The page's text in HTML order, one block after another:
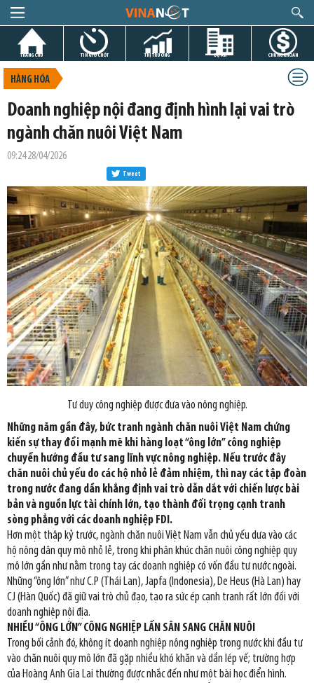
TRANG CHỦ TIN GIỜ CHÓT THỊ TRƯỜNG DỰ ÁN CHỨNG KHOÁN
HÀNG HÓA
Doanh nghiệp nội đang định hình lại vai trò
ngành chăn nuôi Việt Nam
09:24 28/04/2026
Tweet
Tư duy công nghiệp được đưa vào nông nghiệp.
Những năm gần đây, bức tranh ngành chăn nuôi Việt Nam chứng
kiến sự thay đổi mạnh mẽ khi hàng loạt “ông lớn” công nghiệp
chuyển hướng đầu tư sang lĩnh vực nông nghiệp. Nếu trước đây
chăn nuôi chủ yếu do các hộ nhỏ lẻ đảm nhiệm, thì nay các tập đoàn
trong nước đang dần khẳng định vai trò dẫn dắt với chiến lược bài
bản và nguồn lực tài chính lớn, tạo thành đối trọng cạnh tranh
sòng phẳng với các doanh nghiệp FDI.
Hơn một thập kỷ trước, ngành chăn nuôi Việt Nam vẫn chủ yếu dựa vào các
hộ nông dân quy mô nhỏ lẻ, trong khi phân khúc chăn nuôi công nghiệp quy
mô lớn gần như nằm trong tay các doanh nghiệp có vốn đầu tư nước ngoài.
Những “ông lớn” như C.P (Thái Lan), Japfa (Indonesia), De Heus (Hà Lan) hay
CJ (Hàn Quốc) đã giữ vai trò chủ đạo, tạo ra sức ép cạnh tranh rất lớn đối với
doanh nghiệp nội địa.
NHIỀU “ÔNG LỚN” CÔNG NGHIỆP LẤN SÂN SANG CHĂN NUÔI
Trong bối cảnh đó, không ít doanh nghiệp nông nghiệp trong nước khi đầu tư
vào chăn nuôi quy mô lớn đã gặp nhiều khó khăn và dần lép vế; trường hợp
của Hoàng Anh Gia Lai thường được nhắc đến như một bài học điển hình.